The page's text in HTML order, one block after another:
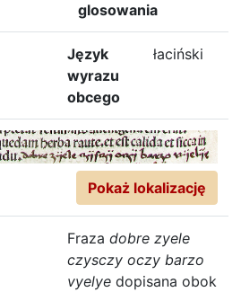
glosowania
Język
wyrazu
obcego
łaciński
Pokaż lokalizację
Fraza dobre zyele
czysczy oczy barzo
vyelye dopisana obok